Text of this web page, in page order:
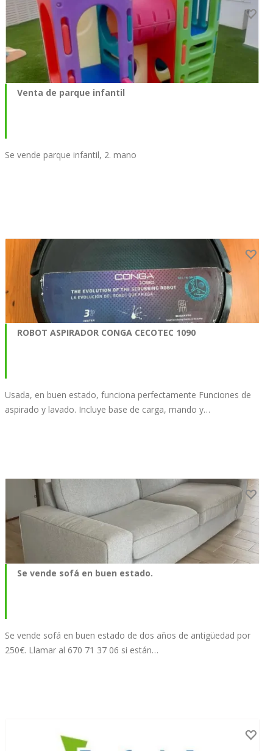
Venta de parque infantil
Se vende parque infantil, 2. mano
ROBOT ASPIRADOR CONGA CECOTEC 1090
Usada, en buen estado, funciona perfectamente Funciones de
aspirado y lavado. Incluye base de carga, mando y…
Se vende sofá en buen estado.
Se vende sofá en buen estado de dos años de antigüedad por
250€. Llamar al 670 71 37 06 si están…